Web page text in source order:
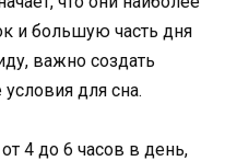
и большую часть дня
важно создать
для сна.
4 до 6 часов в день,